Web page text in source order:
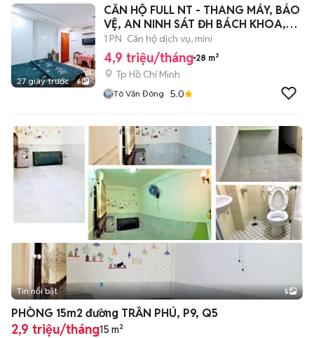
27 giây trước 6
CĂN HỘ FULL NT - THANG MÁY, BẢO
VỆ, AN NINH SÁT ĐH BÁCH KHOA,
UEH 5P
1 PN Căn hộ dịch vụ, mini
4,9 triệu/tháng 28 m²
Tp Hồ Chí Minh
Tô Văn Đông 5.0
Tin nổi bật 5
PHÒNG 15m2 đường TRẦN PHÚ, P9, Q5
2,9 triệu/tháng15 m²